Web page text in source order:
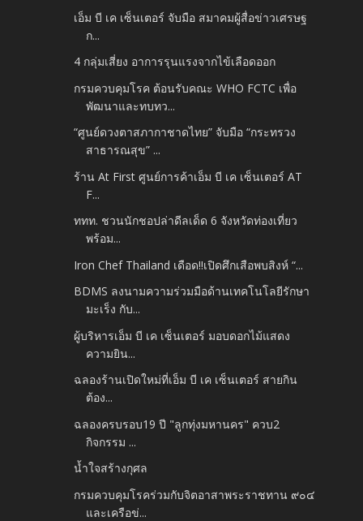
เอ็ม บี เค เซ็นเตอร์ จับมือ สมาคมผู้สื่อข่าวเศรษฐ
ก...
4 กลุ่มเสี่ยง อาการรุนแรงจากไข้เลือดออก
กรมควบคุมโรค ต้อนรับคณะ WHO FCTC เพื่อ
พัฒนาและทบทว...
“ศูนย์ดวงตาสภากาชาดไทย” จับมือ “กระทรวง
สาธารณสุข” ...
ร้าน At First ศูนย์การค้าเอ็ม บี เค เซ็นเตอร์ AT
F...
ททท. ชวนนักชอปล่าดีลเด็ด 6 จังหวัดท่องเที่ยว
พร้อม...
Iron Chef Thailand เดือด!!เปิดศึกเสือพบสิงห์ “...
BDMS ลงนามความร่วมมือด้านเทคโนโลยีรักษา
มะเร็ง กับ...
ผู้บริหารเอ็ม บี เค เซ็นเตอร์ มอบดอกไม้แสดง
ความยิน...
ฉลองร้านเปิดใหม่ที่เอ็ม บี เค เซ็นเตอร์ สายกิน
ต้อง...
ฉลองครบรอบ​19​ ปี​ "ลูกทุ่งมหานคร" ควบ​2​
กิจกรรม​ ...
น้ำใจสร้างกุศล
กรมควบคุมโรคร่วมกับจิตอาสาพระราชทาน ๙๐๔
และเครือข่...